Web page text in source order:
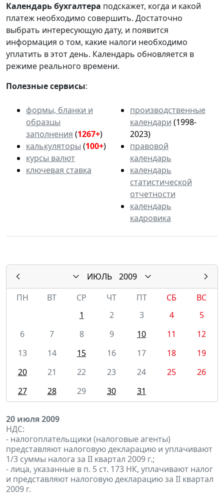
Календарьбухгалтера подскажет, когда и какой
платеж необходимо совершить. Достаточно
выбрать интересующую дату, и появится
информация о том, какие налоги необходимо
уплатить в этот день. Календарь обновляется в
режиме реального времени.
Полезные сервисы:
формы, бланки и
образцы
заполнения (1267+)
калькуляторы (100+)
курсы валют
ключевая ставка
производственные
календари (1998-
2023)
правовой
календарь
календарь
статистической
отчетности
календарь
кадровика
ИЮЛЬ
2009
ПН
ВТ СР ЧТ ПТ СБ
ВС
1
2 3 4
5
6
7 8 9 10 11
12
13
14 15 16 17 18
19
20
21 22 23 24 25
26
27
28 29 30 31
20 июля 2009
НДС:
- налогоплательщики (налоговые агенты)
представляют налоговую декларацию и уплачивают
1/3 суммы налога за II квартал 2009 г.;
- лица, указанные в п. 5 ст. 173 НК, уплачивают налог
и представляют налоговую декларацию за II квартал
2009 г.